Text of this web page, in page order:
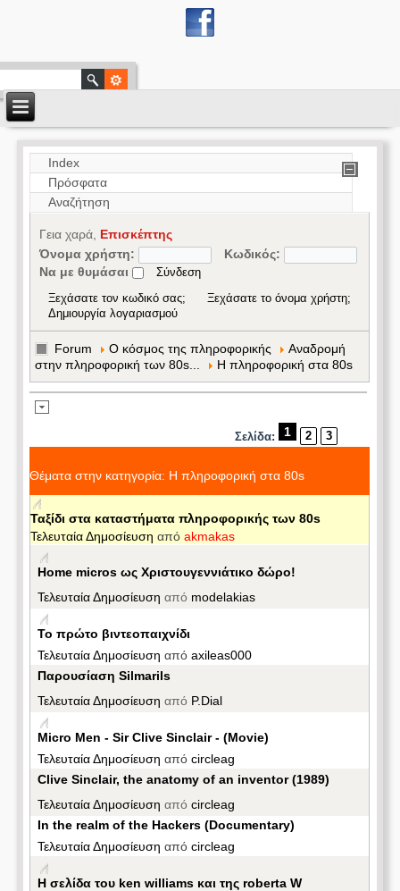
Index
Πρόσφατα
Αναζήτηση
Γεια χαρά, Επισκέπτης
Όνομα χρήστη:
Κωδικός:
Να με θυμάσαι
Ξεχάσατε τον κωδικό σας;
Ξεχάσατε το όνομα χρήστη;
Δημιουργία λογαριασμού
Forum Ο κόσμος της πληροφορικής
Αναδρομή
στην πληροφορική των 80s...
Η πληροφορική στα 80s
Σελίδα: 1 2 3
Θέματα στην κατηγορία: Η πληροφορική στα 80s
Ταξίδι στα καταστήματα πληροφορικής των 80s
Τελευταία Δημοσίευση απόakmakas
Home micros ως Χριστουγεννιάτικο δώρο!
Τελευταία Δημοσίευση από modelakias
Το πρώτο βιντεοπαιχνίδι
Τελευταία Δημοσίευση απόaxileas000
Παρουσίαση Silmarils
Τελευταία Δημοσίευση από P.Dial
Micro Men - Sir Clive Sinclair - (Movie)
Τελευταία Δημοσίευση απόcircleag
Clive Sinclair, the anatomy of an inventor (1989)
Τελευταία Δημοσίευση απόcircleag
In the realm of the Hackers (Documentary)
Τελευταία Δημοσίευση απόcircleag
Η σελίδα του ken williams και της roberta W